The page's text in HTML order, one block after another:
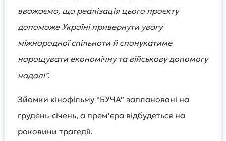
вважаємо, що реалізація цього проєкту
допоможе Україні привернути увагу
міжнародної спільноти й спонукатиме
нарощувати економічну та військову допомогу
надалі”.
Зйомки кінофільму “БУЧА” заплановані на
грудень-січень, а премʼєра відбудеться на
роковини трагедії.